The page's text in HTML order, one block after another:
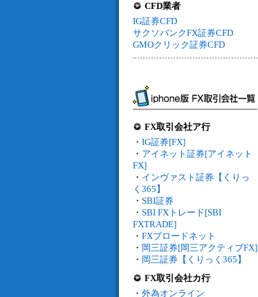
CFD業者
IG証券CFD
サクソバンクFX証券CFD
GMOクリック証券CFD
FX取引会社ア行
・ IG証券[FX]
・ アイネット証券[アイネット
FX]
・ インヴァスト証券【くりっ
く365】
・ SBI証券
・ SBI FXトレード[SBI
FXTRADE]
・ FXブロードネット
・ 岡三証券[岡三アクティブFX]
・ 岡三証券【くりっく365】
FX取引会社カ行
・ 外為オンライン